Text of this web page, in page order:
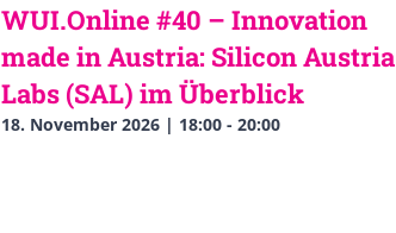
WUI.Online #40 – Innovation
made in Austria: Silicon Austria
Labs (SAL) im Überblick
18. November 2026 | 18:00- 20:00